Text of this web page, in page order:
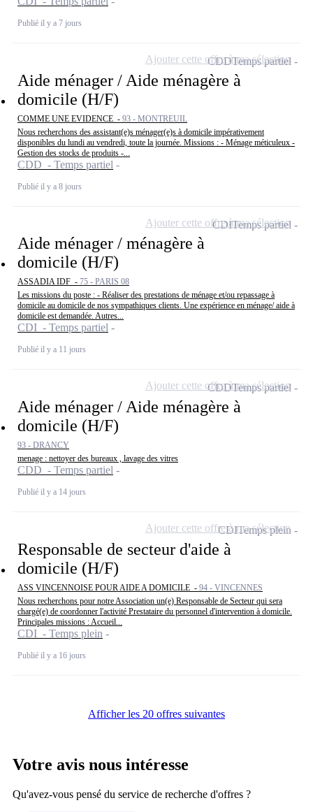
Publié il y a 7 jours
Aide ménager / Aide ménagère à
domicile (H/F)
COMME UNE EVIDENCE - 93 - MONTREUIL
Nous recherchons des assistant(e)s ménager(e)s à domicile impérativement
disponibles du lundi au vendredi, toute la journée. Missions : - Ménage méticuleux -
Gestion des stocks de produits -...
CDD - Temps partiel
Publié il y a 8 jours
CDDTemps partiel
Ajouter cette offre à ma sélection
Aide ménager / ménagère à
domicile (H/F)
ASSADIA IDF - 75 - PARIS 08
Les missions du poste : - Réaliser des prestations de ménage et/ou repassage à
domicile au domicile de nos sympathiques clients. Une expérience en ménage/ aide à
domicile est demandée. Autres...
CDI - Temps partiel
Publié il y a 11 jours
CDITemps partiel
Ajouter cette offre à ma sélection
Aide ménager / Aide ménagère à
domicile (H/F)
93 - DRANCY
menage : nettoyer des bureaux , lavage des vitres
CDD - Temps partiel
Publié il y a 14 jours
CDDTemps partiel
Ajouter cette offre à ma sélection
Responsable de secteur d'aide à
domicile (H/F)
ASS VINCENNOISE POUR AIDE A DOMICILE - 94 - VINCENNES
Nous recherchons pour notre Association un(e) Responsable de Secteur qui sera
chargé(e) de coordonner l'activité Prestataire du personnel d'intervention à domicile.
Principales missions : Accueil...
CDI - Temps plein
Publié il y a 16 jours
CDITemps plein
Ajouter cette offre à ma sélection
Afficher les 20 offres suivantes
Votre avis nous intéresse
Qu'avez-vous pensé du service de recherche d'offres ?